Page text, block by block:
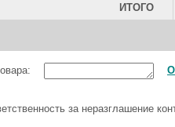
ИТОГО
за неразглашение